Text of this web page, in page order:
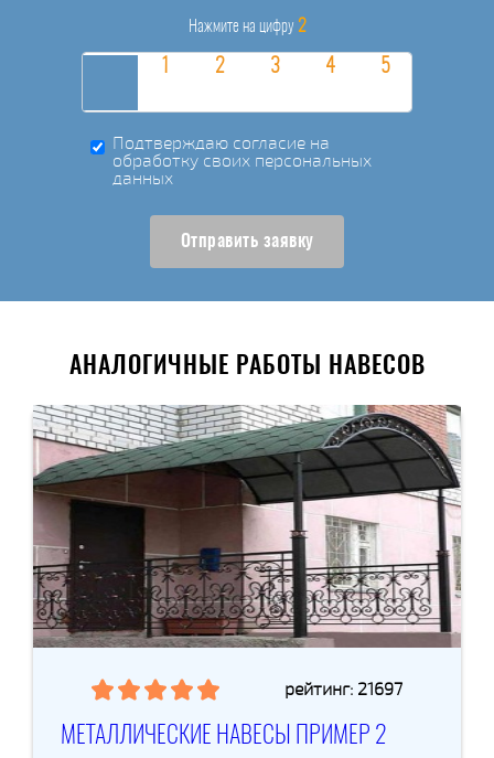
Нажмите на цифру 2
Подтверждаю согласие на
обработку своих персональных
данных
Отправить заявку
АНАЛОГИЧНЫЕ РАБОТЫ НАВЕСОВ
рейтинг: 21697
МЕТАЛЛИЧЕСКИЕ НАВЕСЫ ПРИМЕР 2